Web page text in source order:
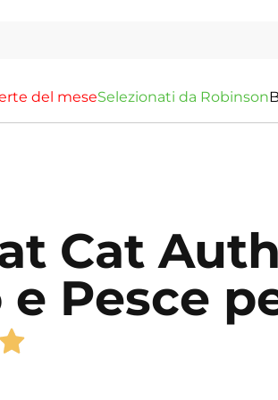
rte del meseSelezionati da Robinson
Cat
e Pesce